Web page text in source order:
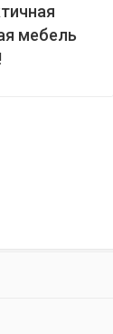
мебель